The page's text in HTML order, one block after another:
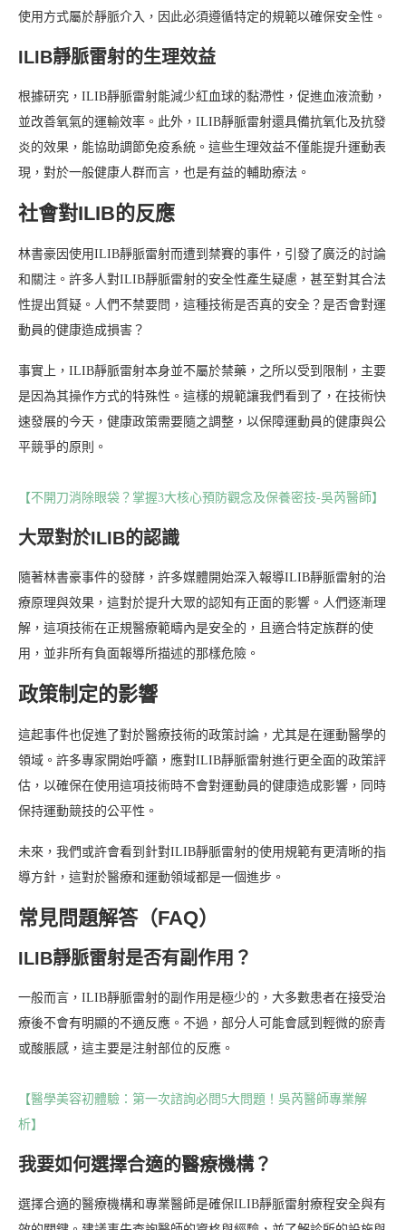
使用方式屬於靜脈介入，因此必須遵循特定的規範以確保安全性。
ILIB靜脈雷射的生理效益
根據研究，ILIB靜脈雷射能減少紅血球的黏滯性，促進血液流動，
並改善氧氣的運輸效率。此外，ILIB靜脈雷射還具備抗氧化及抗發
炎的效果，能協助調節免疫系統。這些生理效益不僅能提升運動表
現，對於一般健康人群而言，也是有益的輔助療法。
社會對ILIB的反應
林書豪因使用ILIB靜脈雷射而遭到禁賽的事件，引發了廣泛的討論
和關注。許多人對ILIB靜脈雷射的安全性產生疑慮，甚至對其合法
性提出質疑。人們不禁要問，這種技術是否真的安全？是否會對運
動員的健康造成損害？
事實上，ILIB靜脈雷射本身並不屬於禁藥，之所以受到限制，主要
是因為其操作方式的特殊性。這樣的規範讓我們看到了，在技術快
速發展的今天，健康政策需要隨之調整，以保障運動員的健康與公
平競爭的原則。
【不開刀消除眼袋？掌握3大核心預防觀念及保養密技-吳芮醫師】
大眾對於ILIB的認識
隨著林書豪事件的發酵，許多媒體開始深入報導ILIB靜脈雷射的治
療原理與效果，這對於提升大眾的認知有正面的影響。人們逐漸理
解，這項技術在正規醫療範疇內是安全的，且適合特定族群的使
用，並非所有負面報導所描述的那樣危險。
政策制定的影響
這起事件也促進了對於醫療技術的政策討論，尤其是在運動醫學的
領域。許多專家開始呼籲，應對ILIB靜脈雷射進行更全面的政策評
估，以確保在使用這項技術時不會對運動員的健康造成影響，同時
保持運動競技的公平性。
未來，我們或許會看到針對ILIB靜脈雷射的使用規範有更清晰的指
導方針，這對於醫療和運動領域都是一個進步。
常見問題解答（FAQ）
ILIB靜脈雷射是否有副作用？
一般而言，ILIB靜脈雷射的副作用是極少的，大多數患者在接受治
療後不會有明顯的不適反應。不過，部分人可能會感到輕微的瘀青
或酸脹感，這主要是注射部位的反應。
【醫學美容初體驗：第一次諮詢必問5大問題！吳芮醫師專業解
析】
我要如何選擇合適的醫療機構？
選擇合適的醫療機構和專業醫師是確保ILIB靜脈雷射療程安全與有